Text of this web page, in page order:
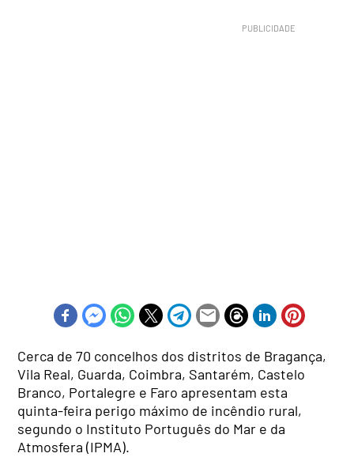
Cerca de 70 concelhos dos distritos de Bragança,
Vila Real, Guarda, Coimbra, Santarém, Castelo
Branco, Portalegre e Faro apresentam esta
quinta-feira perigo máximo de incêndio rural,
segundo o Instituto Português do Mar e da
Atmosfera (IPMA).